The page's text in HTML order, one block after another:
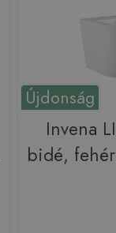
Újdonság
Invena
bidé,